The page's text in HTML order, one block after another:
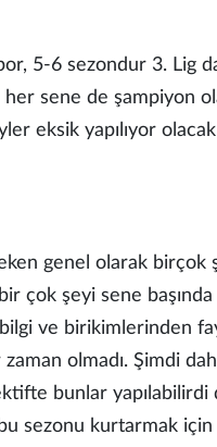
5-6 sezondur 3. Lig
sene de şampiyon
eksik yapılıyor olacak
genel olarak
çok şeyi sene başında
ve birikimlerinden
olmadı. Şimdi
bunlar yapılabilirdi
sezonu kurtarmak için